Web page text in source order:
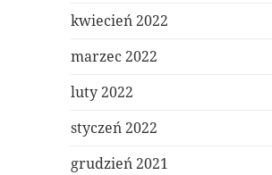
kwiecień 2022
marzec 2022
luty 2022
styczeń 2022
grudzień 2021